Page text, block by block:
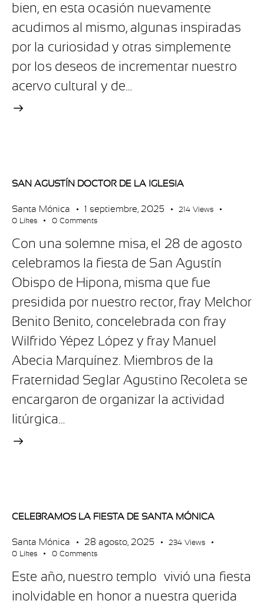
bien, en esta ocasión nuevamente
acudimos al mismo, algunas inspiradas
por la curiosidad y otras simplemente
por los deseos de incrementar nuestro
acervo cultural y de…
SAN AGUSTÍN DOCTOR DE LA IGLESIA
Santa Mónica 1 septiembre, 2025 214 Views
0 Likes 0 Comments
Con una solemne misa, el 28 de agosto
celebramos la fiesta de San Agustín
Obispo de Hipona, misma que fue
presidida por nuestro rector, fray Melchor
Benito Benito, concelebrada con fray
Wilfrido Yépez López y fray Manuel
Abecia Marquínez. Miembros de la
Fraternidad Seglar Agustino Recoleta se
encargaron de organizar la actividad
litúrgica…
CELEBRAMOS LA FIESTA DE SANTA MÓNICA
Santa Mónica 28 agosto, 2025 234 Views
0 Likes 0 Comments
Este año, nuestro templo vivió una fiesta
inolvidable en honor a nuestra querida